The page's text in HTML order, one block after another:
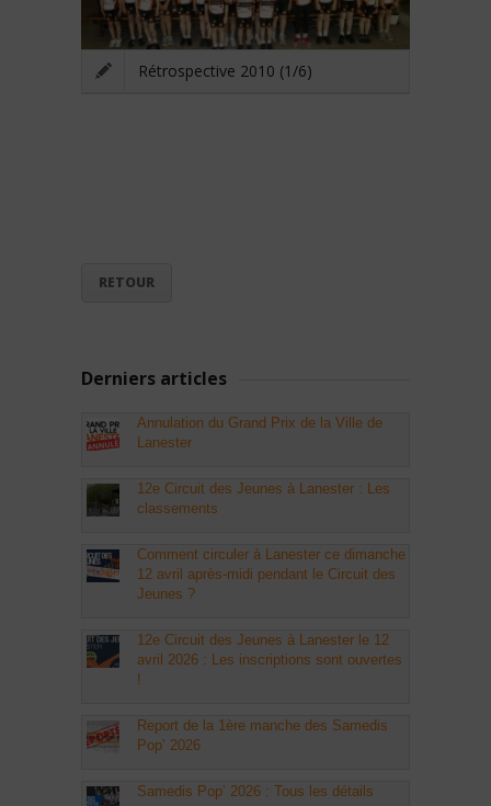
Rétrospective 2010 (1/6)
RETOUR
Derniers articles
Annulation du Grand Prix de la Ville de
Lanester
12e Circuit des Jeunes à Lanester : Les
classements
Comment circuler à Lanester ce dimanche
12 avril après-midi pendant le Circuit des
Jeunes ?
12e Circuit des Jeunes à Lanester le 12
avril 2026 : Les inscriptions sont ouvertes
!
Report de la 1ère manche des Samedis
Pop’ 2026
Samedis Pop’ 2026 : Tous les détails